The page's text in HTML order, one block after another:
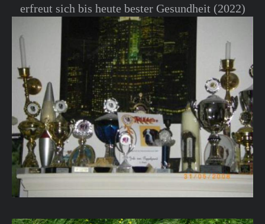
erfreut sich bis heute bester Gesundheit (2022)